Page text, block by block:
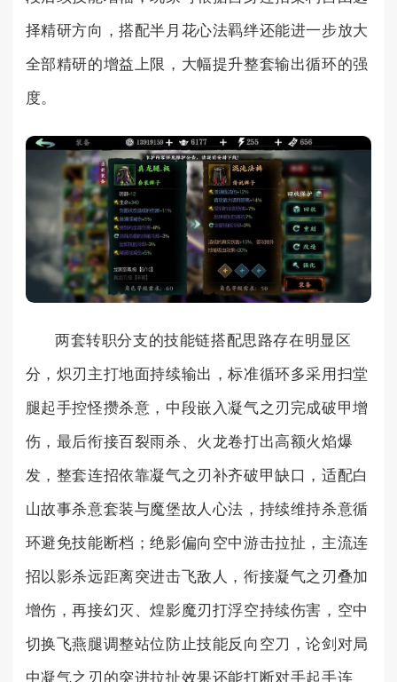
择精研方向，搭配半月花心法羁绊还能进一步放大
全部精研的增益上限，大幅提升整套输出循环的强
度。
两套转职分支的技能链搭配思路存在明显区
分，炽刃主打地面持续输出，标准循环多采用扫堂
腿起手控怪攒杀意，中段嵌入凝气之刃完成破甲增
伤，最后衔接百裂雨杀、火龙卷打出高额火焰爆
发，整套连招依靠凝气之刃补齐破甲缺口，适配白
山故事杀意套装与魔堡故人心法，持续维持杀意循
环避免技能断档；绝影偏向空中游击拉扯，主流连
招以影杀远距离突进击飞敌人，衔接凝气之刃叠加
增伤，再接幻灭、煌影魔刃打浮空持续伤害，空中
切换飞燕腿调整站位防止技能反向空刀，论剑对局
中凝气之刃的突进拉扯效果还能打断对手起手连